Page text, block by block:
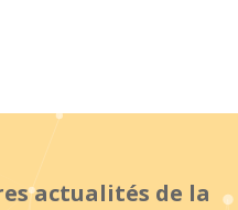
actualités de la